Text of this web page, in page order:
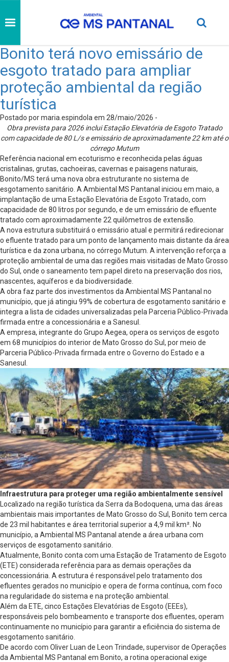
Bonito terá novo emissário de
esgoto tratado para ampliar
proteção ambiental da região
turística
Postado por maria.espindola em 28/maio/2026 -
Obra prevista para 2026 inclui Estação Elevatória de Esgoto Tratado
com capacidade de 80 L/s e emissário de aproximadamente 22 km até o
córrego Mutum
Referência nacional em ecoturismo e reconhecida pelas águas
cristalinas, grutas, cachoeiras, cavernas e paisagens naturais,
Bonito/MS terá uma nova obra estruturante no sistema de
esgotamento sanitário. A Ambiental MS Pantanal iniciou em maio, a
implantação de uma Estação Elevatória de Esgoto Tratado, com
capacidade de 80 litros por segundo, e de um emissário de efluente
tratado com aproximadamente 22 quilômetros de extensão.
A nova estrutura substituirá o emissário atual e permitirá redirecionar
o efluente tratado para um ponto de lançamento mais distante da área
turística e da zona urbana, no córrego Mutum. A intervenção reforça a
proteção ambiental de uma das regiões mais visitadas de Mato Grosso
do Sul, onde o saneamento tem papel direto na preservação dos rios,
nascentes, aquíferos e da biodiversidade.
A obra faz parte dos investimentos da Ambiental MS Pantanal no
município, que já atingiu 99% de cobertura de esgotamento sanitário e
integra a lista de cidades universalizadas pela Parceria Público-Privada
firmada entre a concessionária e a Sanesul.
A empresa, integrante do Grupo Aegea, opera os serviços de esgoto
em 68 municípios do interior de Mato Grosso do Sul, por meio de
Parceria Público-Privada firmada entre o Governo do Estado e a
Sanesul.
Infraestrutura para proteger uma região ambientalmente sensível
Localizado na região turística da Serra da Bodoquena, uma das áreas
ambientais mais importantes de Mato Grosso do Sul, Bonito tem cerca
de 23 mil habitantes e área territorial superior a 4,9 mil km². No
município, a Ambiental MS Pantanal atende a área urbana com
serviços de esgotamento sanitário.
Atualmente, Bonito conta com uma Estação de Tratamento de Esgoto
(ETE) considerada referência para as demais operações da
concessionária. A estrutura é responsável pelo tratamento dos
efluentes gerados no município e opera de forma contínua, com foco
na regularidade do sistema e na proteção ambiental.
Além da ETE, cinco Estações Elevatórias de Esgoto (EEEs),
responsáveis pelo bombeamento e transporte dos efluentes, operam
continuamente no município para garantir a eficiência do sistema de
esgotamento sanitário.
De acordo com Oliver Luan de Leon Trindade, supervisor de Operações
da Ambiental MS Pantanal em Bonito, a rotina operacional exige